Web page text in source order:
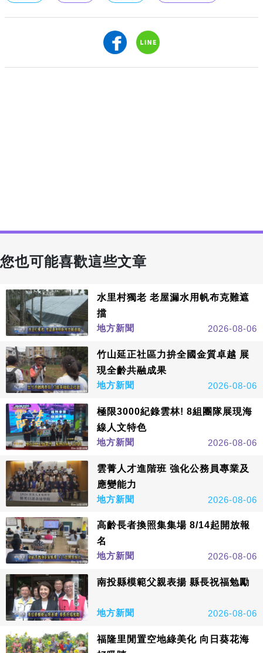
您也可能喜歡這些文章
水里村獨老 老屋漏水用帆布克難遮
擋
地方新聞
2026-08-06
竹山延正社區力拚全國金質卓越 展
現全齡共融成果
地方新聞
2026-08-06
極限3000紀錄雲林! 8組團隊展現海
線人文特色
地方新聞
2026-08-06
雲菁人才進階班 強化公務員專業及
應變能力
地方新聞
2026-08-06
高齡長者換照集集場 8/14起開放報
名
地方新聞
2026-08-06
南投縣模範父親表揚 縣長祝福勉勵
地方新聞 2026-08-06
福隆里閒置空地綠美化 向日葵花海